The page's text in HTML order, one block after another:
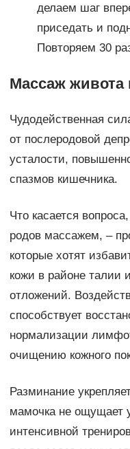
делаем шаг
приседать и
Повторяем 30
Массаж живота
Чудодейственная
от послеродовой
усталости,
спазмов кишечника.
Что касается
родов массажем, –
которые хотят
кожи в районе талии
отложений.
способствует
нормализации
очищению кожного
Разминание
мамочка не ощущает
интенсивной